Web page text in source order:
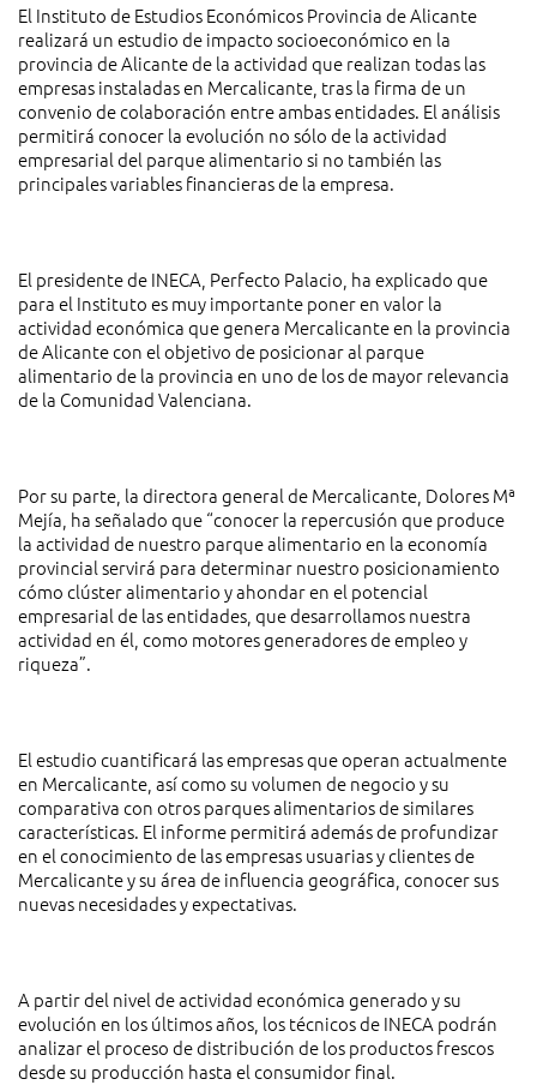
El Instituto de Estudios Económicos Provincia de Alicante
realizará un estudio de impacto socioeconómico en la
provincia de Alicante de la actividad que realizan todas las
empresas instaladas en Mercalicante, tras la firma de un
convenio de colaboración entre ambas entidades. El análisis
permitirá conocer la evolución no sólo de la actividad
empresarial del parque alimentario si no también las
principales variables financieras de la empresa.
El presidente de INECA, Perfecto Palacio, ha explicado que
para el Instituto es muy importante poner en valor la
actividad económica que genera Mercalicante en la provincia
de Alicante con el objetivo de posicionar al parque
alimentario de la provincia en uno de los de mayor relevancia
de la Comunidad Valenciana.
Por su parte, la directora general de Mercalicante, Dolores Mª
Mejía, ha señalado que “conocer la repercusión que produce
la actividad de nuestro parque alimentario en la economía
provincial servirá para determinar nuestro posicionamiento
cómo clúster alimentario y ahondar en el potencial
empresarial de las entidades, que desarrollamos nuestra
actividad en él, como motores generadores de empleo y
riqueza”.
El estudio cuantificará las empresas que operan actualmente
en Mercalicante, así como su volumen de negocio y su
comparativa con otros parques alimentarios de similares
características. El informe permitirá además de profundizar
en el conocimiento de las empresas usuarias y clientes de
Mercalicante y su área de influencia geográfica, conocer sus
nuevas necesidades y expectativas.
A partir del nivel de actividad económica generado y su
evolución en los últimos años, los técnicos de INECA podrán
analizar el proceso de distribución de los productos frescos
desde su producción hasta el consumidor final.